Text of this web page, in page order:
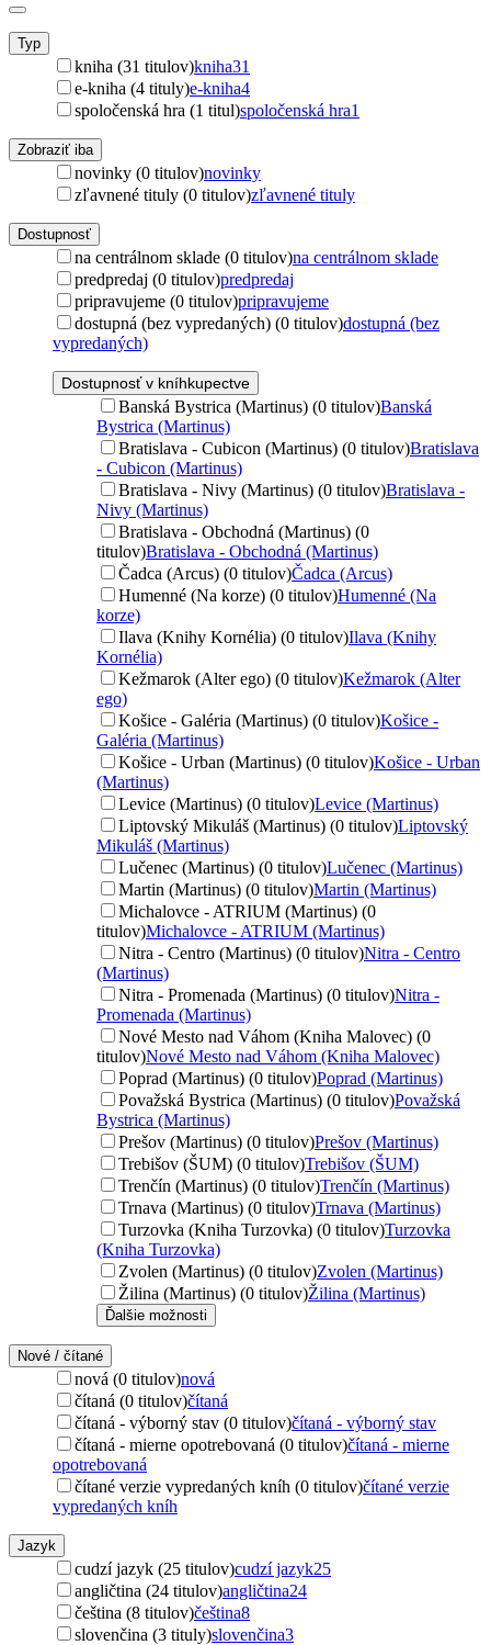
Typ
kniha (31 titulov)kniha31
e-kniha (4 tituly)e-kniha4
spoločenská hra (1 titul)spoločenská hra1
Zobraziť iba
novinky (0 titulov)novinky
zľavnené tituly (0 titulov)zľavnené tituly
Dostupnosť
na centrálnom sklade (0 titulov)na centrálnom sklade
predpredaj (0 titulov)predpredaj
pripravujeme (0 titulov)pripravujeme
dostupná (bez vypredaných) (0 titulov)dostupná (bez
vypredaných)
Dostupnosť v kníhkupectve
Banská Bystrica (Martinus) (0 titulov)Banská
Bystrica (Martinus)
Bratislava - Cubicon (Martinus) (0 titulov)Bratislava
- Cubicon (Martinus)
Bratislava - Nivy (Martinus) (0 titulov)Bratislava -
Nivy (Martinus)
Bratislava - Obchodná (Martinus) (0
titulov)Bratislava - Obchodná (Martinus)
Čadca (Arcus) (0 titulov)Čadca (Arcus)
Humenné (Na korze) (0 titulov)Humenné (Na
korze)
Ilava (Knihy Kornélia) (0 titulov)Ilava (Knihy
Kornélia)
Kežmarok (Alter ego) (0 titulov)Kežmarok (Alter
ego)
Košice - Galéria (Martinus) (0 titulov)Košice -
Galéria (Martinus)
Košice - Urban (Martinus) (0 titulov)Košice - Urban
(Martinus)
Levice (Martinus) (0 titulov)Levice (Martinus)
Liptovský Mikuláš (Martinus) (0 titulov)Liptovský
Mikuláš (Martinus)
Lučenec (Martinus) (0 titulov)Lučenec (Martinus)
Martin (Martinus) (0 titulov)Martin (Martinus)
Michalovce - ATRIUM (Martinus) (0
titulov)Michalovce - ATRIUM (Martinus)
Nitra - Centro (Martinus) (0 titulov)Nitra - Centro
(Martinus)
Nitra - Promenada (Martinus) (0 titulov)Nitra -
Promenada (Martinus)
Nové Mesto nad Váhom (Kniha Malovec) (0
titulov)Nové Mesto nad Váhom (Kniha Malovec)
Poprad (Martinus) (0 titulov)Poprad (Martinus)
Považská Bystrica (Martinus) (0 titulov)Považská
Bystrica (Martinus)
Prešov (Martinus) (0 titulov)Prešov (Martinus)
Trebišov (ŠUM) (0 titulov)Trebišov (ŠUM)
Trenčín (Martinus) (0 titulov)Trenčín (Martinus)
Trnava (Martinus) (0 titulov)Trnava (Martinus)
Turzovka (Kniha Turzovka) (0 titulov)Turzovka
(Kniha Turzovka)
Zvolen (Martinus) (0 titulov)Zvolen (Martinus)
Žilina (Martinus) (0 titulov)Žilina (Martinus)
Ďalšie možnosti
Nové / čítané
nová (0 titulov)nová
čítaná (0 titulov)čítaná
čítaná - výborný stav (0 titulov)čítaná - výborný stav
čítaná - mierne opotrebovaná (0 titulov)čítaná - mierne
opotrebovaná
čítané verzie vypredaných kníh (0 titulov)čítané verzie
vypredaných kníh
Jazyk
cudzí jazyk (25 titulov)cudzí jazyk25
angličtina (24 titulov)angličtina24
čeština (8 titulov)čeština8
slovenčina (3 tituly)slovenčina3